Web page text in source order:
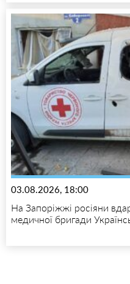
03.08.2026, 18:00
На Запоріжжі росіяни
медичної бригади